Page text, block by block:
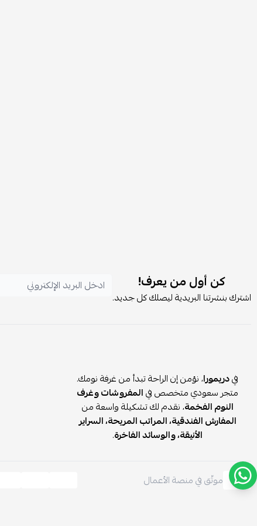
كن أول من يعرف!
اشترك بنشرتنا البريدية ليصلك كل جديد.
فيدريمورا، نؤمن إن الراحة تبدأ من غرفة نومك.
متجر سعودي متخصص فيالمفروشات وغرف
النوم الفخمة، نقدم لك تشكيلة واسعة من
المفارش الفندقية، المراتب المريحة، السراير
الأنيقة، والوسائد الفاخرة.
موثّق في منصة الأعمال